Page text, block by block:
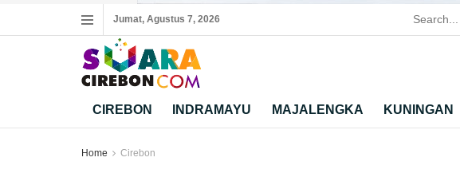
Jumat, Agustus 7, 2026
CIREBON INDRAMAYU MAJALENGKA KUNINGAN
Home Cirebon